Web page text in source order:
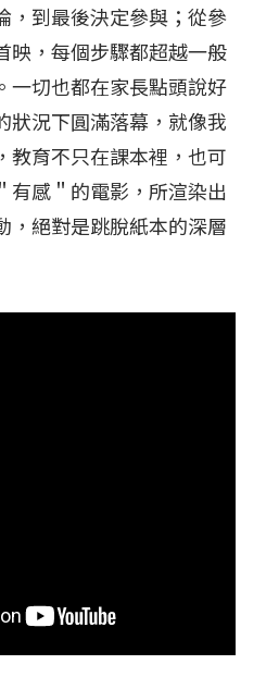
，到最後決定參與；從參
映，每個步驟都超越一般
一切也都在家長點頭說好
狀況下圓滿落幕，就像我
教育不只在課本裡，也可
有感＂的電影，所渲染出
，絕對是跳脫紙本的深層